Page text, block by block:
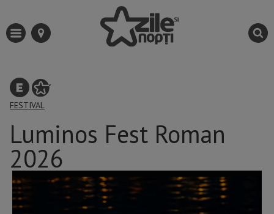
FESTIVAL
Luminos Fest Roman
2026